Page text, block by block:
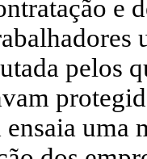
e
pelos
uma